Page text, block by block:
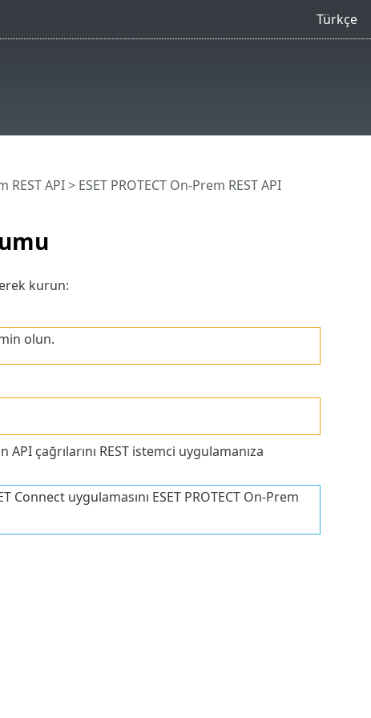
Türkçe
REST API> ESET PROTECT On-Prem REST API
kurun:
olun.
çağrılarını REST istemci uygulamanıza
Connect uygulamasını ESET PROTECT On-Prem